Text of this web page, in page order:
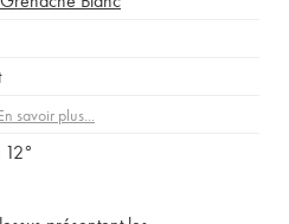
savoir plus...
12°